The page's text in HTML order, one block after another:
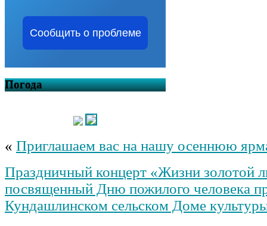
Сообщить о проблеме
Погода
« Приглашаем вас на нашу осеннюю
Праздничный концерт «Жизни золотой
посвященный Дню пожилого человека
Кундашлинском сельском Доме